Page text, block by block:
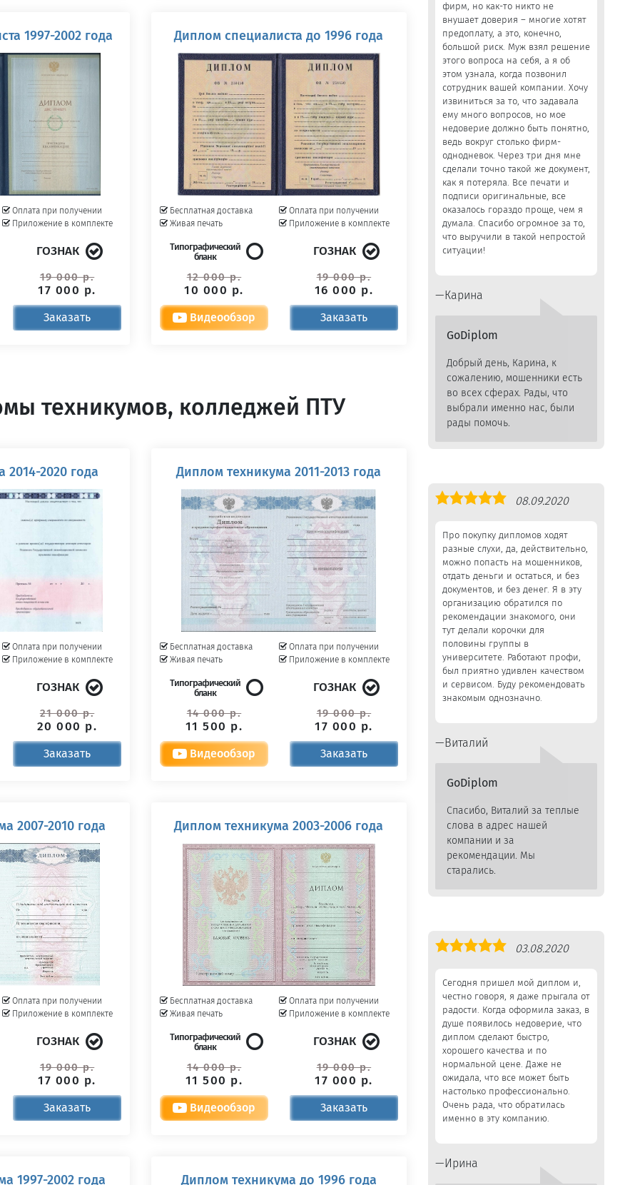
1997-2002 года
Оплата при получении
Приложение в комплекте
ГОЗНАК
19 000 р.
17 000 р.
Заказать
Диплом специалиста до 1996 года
Бесплатная доставка
Живая печать
Оплата при получении
Приложение в комплекте
Типографический
бланк
12 000 р.
10 000 р.
ГОЗНАК
19 000 р.
16 000 р.
Видеообзор Заказать
техникумов, колледжей ПТУ
2014-2020 года
Оплата при получении
Приложение в комплекте
ГОЗНАК
21 000 р.
20 000 р.
Заказать
Диплом техникума 2011-2013 года
Бесплатная доставка
Живая печать
Оплата при получении
Приложение в комплекте
Типографический
бланк
14 000 р.
11 500 р.
ГОЗНАК
19 000 р.
17 000 р.
Видеообзор Заказать
2007-2010 года
Оплата при получении
Приложение в комплекте
ГОЗНАК
19 000 р.
17 000 р.
Заказать
Диплом техникума 2003-2006 года
Бесплатная доставка
Живая печать
Оплата при получении
Приложение в комплекте
Типографический
бланк
14 000 р.
11 500 р.
ГОЗНАК
19 000 р.
17 000 р.
Видеообзор Заказать
1997-2002 года Диплом техникума до 1996 года
фирм, но как-то никто не
внушает доверия – многие хотят
предоплату, а это, конечно,
большой риск. Муж взял решение
этого вопроса на себя, а я об
этом узнала, когда позвонил
сотрудник вашей компании. Хочу
извиниться за то, что задавала
ему много вопросов, но мое
недоверие должно быть понятно,
ведь вокруг столько фирм-
однодневок. Через три дня мне
сделали точно такой же документ,
как я потеряла. Все печати и
подписи оригинальные, все
оказалось гораздо проще, чем я
думала. Спасибо огромное за то,
что выручили в такой непростой
ситуации!
Карина
GoDiplom
Добрый день, Карина, к
сожалению, мошенники есть
во всех сферах. Рады, что
выбрали именно нас, были
рады помочь.
Оценка
08.09.2020
Про покупку дипломов ходят
разные слухи, да, действительно,
можно попасть на мошенников,
отдать деньги и остаться, и без
документов, и без денег. Я в эту
организацию обратился по
рекомендации знакомого, они
тут делали корочки для
половины группы в
университете. Работают профи,
был приятно удивлен качеством
и сервисом. Буду рекомендовать
знакомым однозначно.
Виталий
GoDiplom
Спасибо, Виталий за теплые
слова в адрес нашей
компании и за
рекомендации. Мы
старались.
Оценка
03.08.2020
Сегодня пришел мой диплом и,
честно говоря, я даже прыгала от
радости. Когда оформила заказ, в
душе появилось недоверие, что
диплом сделают быстро,
хорошего качества и по
нормальной цене. Даже не
ожидала, что все может быть
настолько профессионально.
Очень рада, что обратилась
именно в эту компанию.
Ирина